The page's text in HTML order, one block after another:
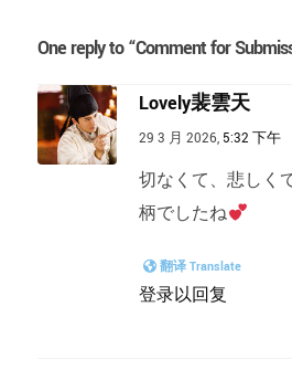
One reply to “Comment for
Lovely裴雲天
29 3 月 2026, 5:32 下午
切なくて、悲しく
柄でしたね
翻译 Translate
登录以回复